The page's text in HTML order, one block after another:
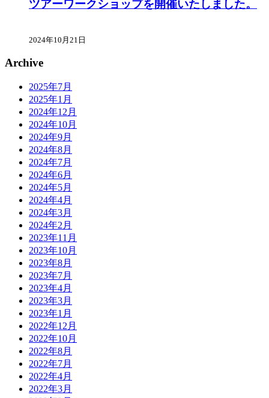
ツアーワークショップを開催いたしました。
2024年10月21日
Archive
2025年7月
2025年1月
2024年12月
2024年10月
2024年9月
2024年8月
2024年7月
2024年6月
2024年5月
2024年4月
2024年3月
2024年2月
2023年11月
2023年10月
2023年8月
2023年7月
2023年4月
2023年3月
2023年1月
2022年12月
2022年10月
2022年8月
2022年7月
2022年4月
2022年3月